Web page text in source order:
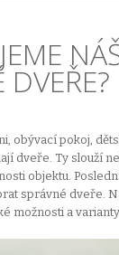
DVEŘE?
obývací pokoj,
dveře. Ty slouží
objektu.
správné dveře.
možnosti a